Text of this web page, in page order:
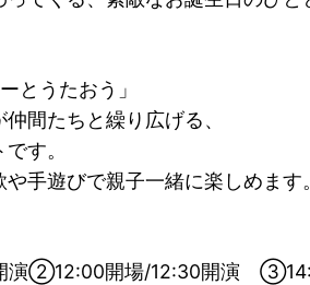
とうたおう」
間たちと繰り広げる、
す。
手遊びで親子一緒に楽しめます。
開場/12:30開演